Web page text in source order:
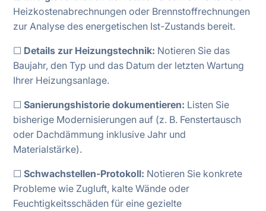
Heizkostenabrechnungen oder Brennstoffrechnungen
zur Analyse des energetischen Ist-Zustands bereit.
☐ Details zur Heizungstechnik: Notieren Sie das
Baujahr, den Typ und das Datum der letzten Wartung
Ihrer Heizungsanlage.
☐Sanierungshistorie dokumentieren: Listen Sie
bisherige Modernisierungen auf (z. B. Fenstertausch
oder Dachdämmung inklusive Jahr und
Materialstärke).
☐Schwachstellen-Protokoll: Notieren Sie konkrete
Probleme wie Zugluft, kalte Wände oder
Feuchtigkeitsschäden für eine gezielte